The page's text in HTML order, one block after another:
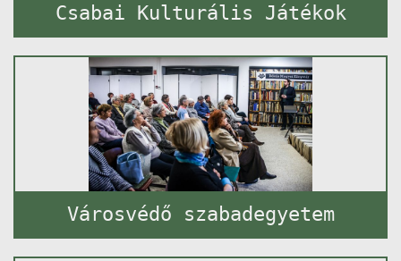
Csabai Kulturális Játékok
Városvédő szabadegyetem